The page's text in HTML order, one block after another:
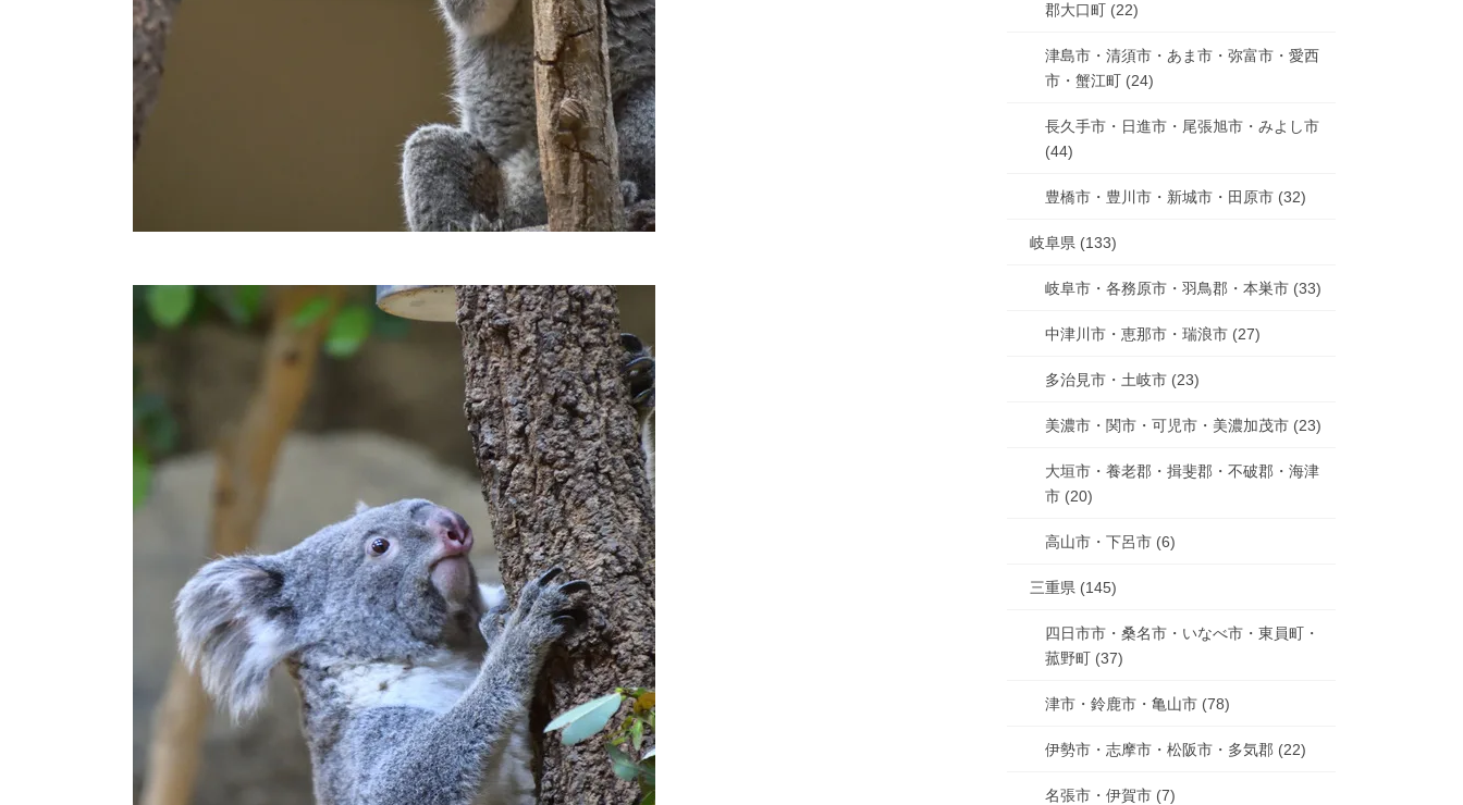
郡大口町 (22)
津島市・清須市・あま市・弥富市・愛西
市・蟹江町 (24)
長久手市・日進市・尾張旭市・みよし市
(44)
豊橋市・豊川市・新城市・田原市 (32)
岐阜県 (133)
岐阜市・各務原市・羽鳥郡・本巣市 (33)
中津川市・恵那市・瑞浪市 (27)
多治見市・土岐市 (23)
美濃市・関市・可児市・美濃加茂市 (23)
大垣市・養老郡・揖斐郡・不破郡・海津
市 (20)
高山市・下呂市 (6)
三重県 (145)
四日市市・桑名市・いなべ市・東員町・
菰野町 (37)
津市・鈴鹿市・亀山市 (78)
伊勢市・志摩市・松阪市・多気郡 (22)
名張市・伊賀市 (7)